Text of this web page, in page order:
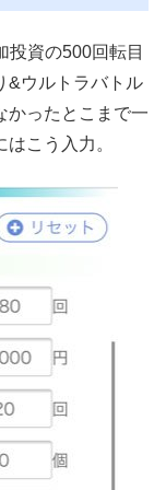
投資の500回転目
&ウルトラバトル
かったとこまで一
こう入力。